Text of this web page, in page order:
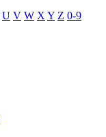
U V W X Y Z 0-9